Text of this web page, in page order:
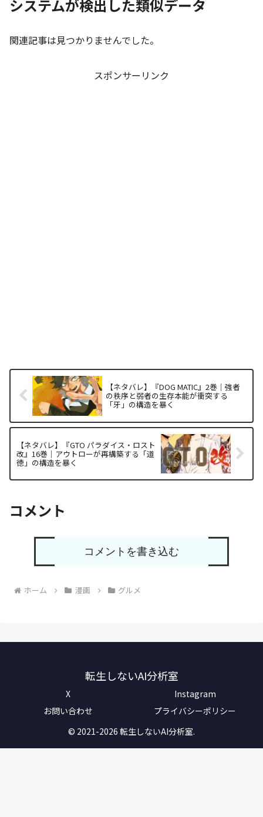
システムが検出した類似データ
関連記事は見つかりませんでした。
スポンサーリンク
【ネタバレ】『DOG MATIC』2巻｜強者
の秩序と弱者の生存本能が衝突する
「牙」の構造を暴く
【ネタバレ】『GTO パラダイス・ロスト
改』16巻｜アウトローが再構築する「道
徳」の構造を暴く
コメント
コメントを書き込む
ホーム 漫画 グルメ
転生しないAI分析室
X
Instagram
お問い合わせ
プライバシーポリシー
© 2021-2026 転生しないAI分析室.